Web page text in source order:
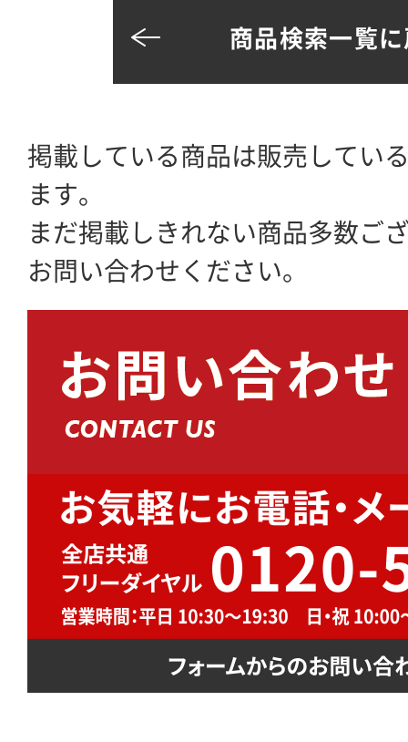
商品検索一覧
掲載している商品は販売してい
ます。
まだ掲載しきれない商品多数ご
お問い合わせください。